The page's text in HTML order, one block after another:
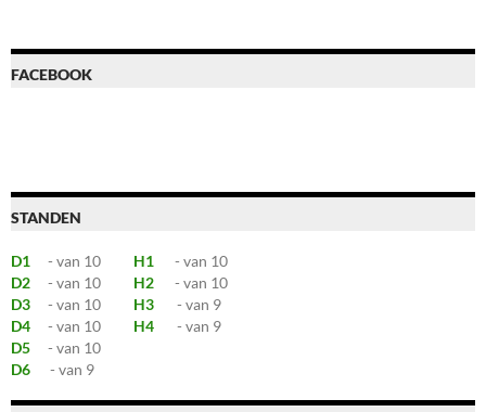
FACEBOOK
STANDEN
D1 - van 10 H1
- van 10
D2
- van 10 H2
- van 10
D3
- van 10 H3
- van 9
D4
- van 10 H4
- van 9
D5
- van 10
D6
- van 9